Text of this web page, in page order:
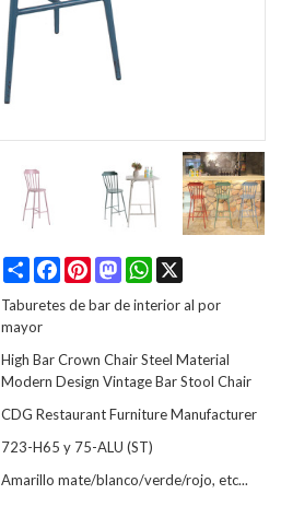
Share FacebookPinterestMastodonWhatsApp
Taburetes de bar de interior al por
mayor
High Bar Crown Chair Steel Material
Modern Design Vintage Bar Stool Chair
CDG Restaurant Furniture Manufacturer
723-H65 y 75-ALU (ST)
Amarillo mate/blanco/verde/rojo, etc...